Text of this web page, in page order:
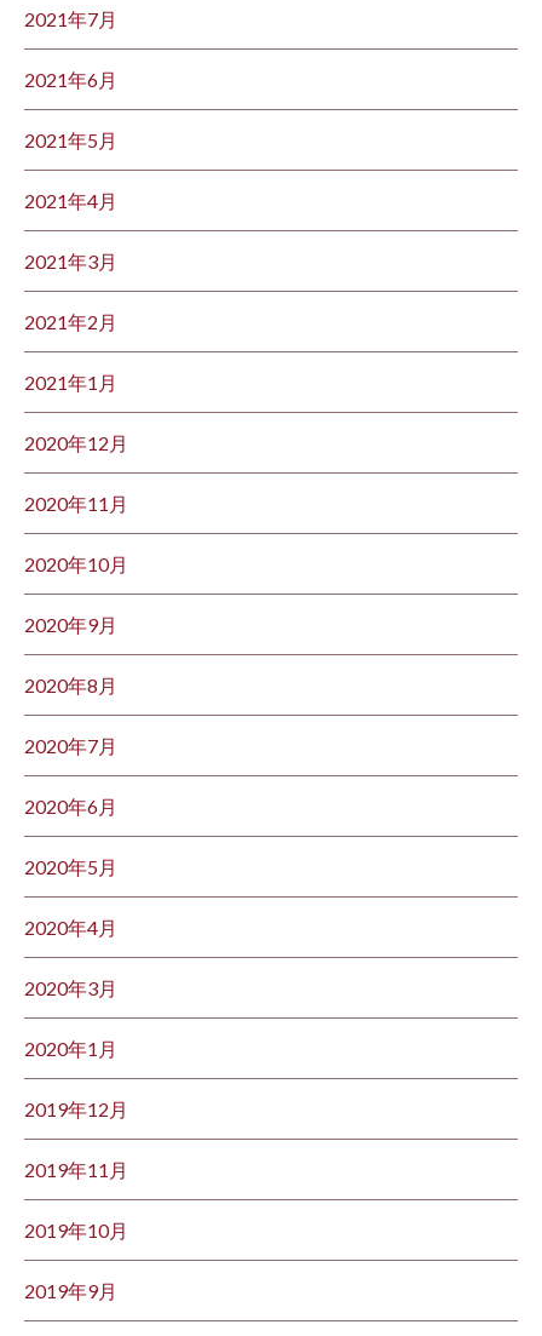
2021年7月
2021年6月
2021年5月
2021年4月
2021年3月
2021年2月
2021年1月
2020年12月
2020年11月
2020年10月
2020年9月
2020年8月
2020年7月
2020年6月
2020年5月
2020年4月
2020年3月
2020年1月
2019年12月
2019年11月
2019年10月
2019年9月